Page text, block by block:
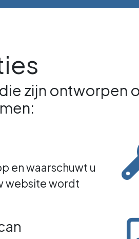
zijn ontworpen
en waarschuwt u
website wordt